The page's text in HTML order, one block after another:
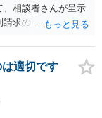
相談者さんが呈示
請求の可能性が完全
依頼されている弁
適切です